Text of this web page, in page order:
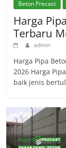
Beton Precast
Harga
Terbaru
admin
Harga Pipa
2026 Harga
baik jenis